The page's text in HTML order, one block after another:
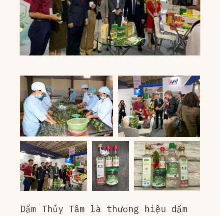
Dấm Thủy Tâm là thương hiệu dấm